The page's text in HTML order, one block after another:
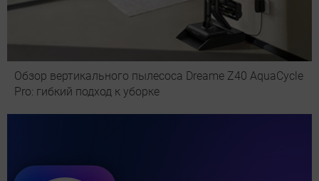
Обзор вертикального пылесоса Dreame Z40 AquaCycle
Pro: гибкий подход к уборке